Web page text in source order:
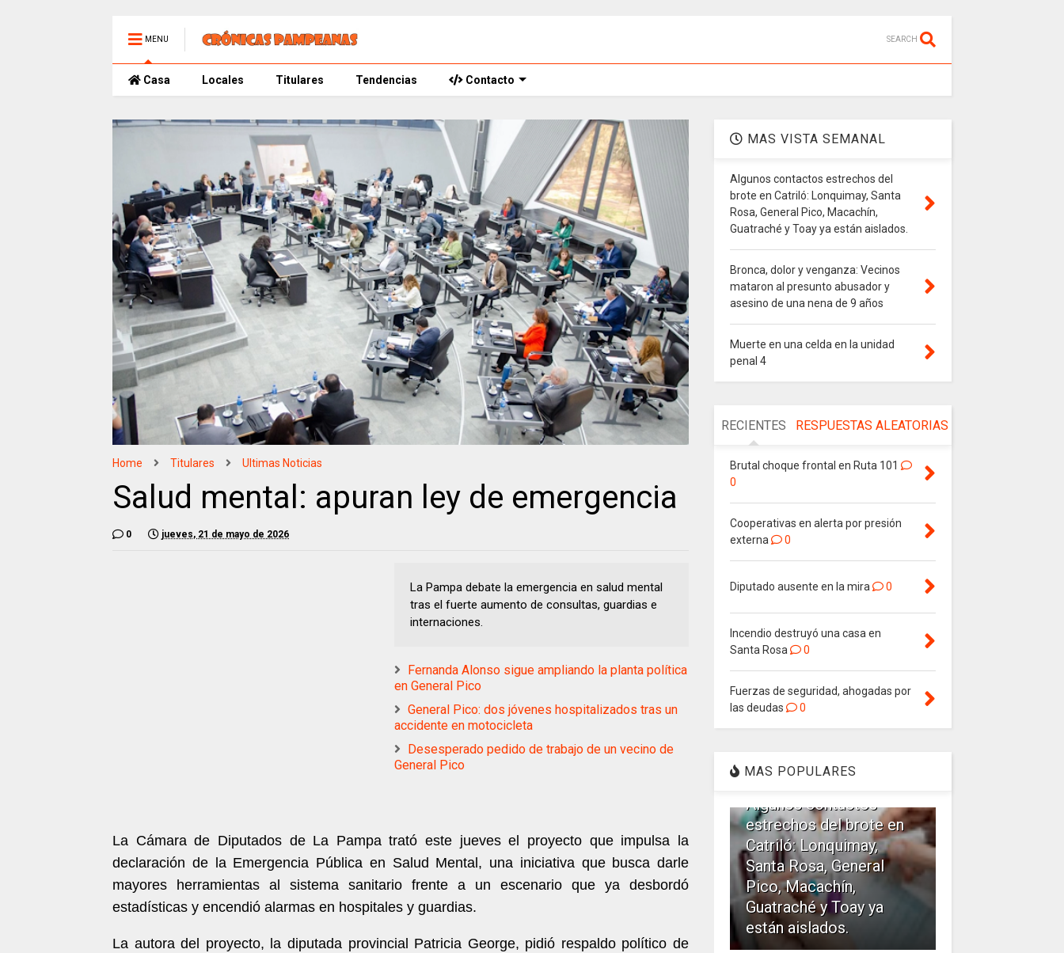
MENU SEARCH
Casa Locales Titulares Tendencias Contacto
Home Titulares Ultimas Noticias
Salud mental: apuran ley de emergencia
0 jueves, 21 de mayo de 2026
La Pampa debate la emergencia en salud mental
tras el fuerte aumento de consultas, guardias e
internaciones.
Fernanda Alonso sigue ampliando la planta política
en General Pico
General Pico: dos jóvenes hospitalizados tras un
accidente en motocicleta
Desesperado pedido de trabajo de un vecino de
General Pico
La Cámara de Diputados de La Pampa trató este jueves el proyecto que impulsa la
declaración de la Emergencia Pública en Salud Mental, una iniciativa que busca darle
mayores herramientas al sistema sanitario frente a un escenario que ya desbordó
estadísticas y encendió alarmas en hospitales y guardias.
La autora del proyecto, la diputada provincial Patricia George, pidió respaldo político de
MAS VISTA SEMANAL
Algunos contactos estrechos del
brote en Catriló: Lonquimay, Santa
Rosa, General Pico, Macachín,
Guatraché y Toay ya están aislados.
Bronca, dolor y venganza: Vecinos
mataron al presunto abusador y
asesino de una nena de 9 años
Muerte en una celda en la unidad
penal 4
RECIENTES RESPUESTAS ALEATORIAS
Brutal choque frontal en Ruta 101
0
Cooperativas en alerta por presión
externa
0
Diputado ausente en la mira 0
Incendio destruyó una casa en
Santa Rosa
0
Fuerzas de seguridad, ahogadas por
las deudas
0
MAS POPULARES
1
Algunos contactos
estrechos del brote en
Catriló: Lonquimay,
Santa Rosa, General
Pico, Macachín,
Guatraché y Toay ya
están aislados.